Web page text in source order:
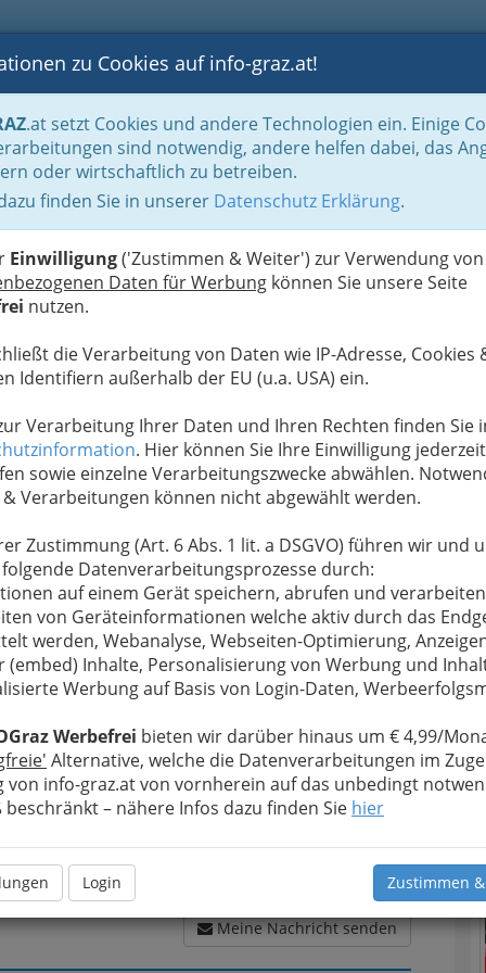
BLOGS FOTOS GASTRONOMIE BRANCHEN
zu Cookies auf info-graz.at!
.at setzt Cookies und andere Technologien ein. Einige
sind notwendig, andere helfen dabei, das
oder wirtschaftlich zu betreiben.
finden Sie in unserer Datenschutz Erklärung.
Einwilligung('Zustimmen & Weiter') zur Verwendung von
Daten für Werbung können Sie unsere Seite
nutzen.
die Verarbeitung von Daten wie IP-Adresse, Cookies
Identifiern außerhalb der EU (u.a. USA) ein.
Verarbeitung Ihrer Daten und Ihren Rechten finden Sie
. Hier können Sie Ihre Einwilligung jederzeit
sowie einzelne Verarbeitungszwecke abwählen.
& Verarbeitungen können nicht abgewählt werden.
Zustimmung (Art. 6 Abs. 1 lit. a DSGVO) führen wir und
Datenverarbeitungsprozesse durch:
auf einem Gerät speichern, abrufen und
von Geräteinformationen welche aktiv durch das
werden, Webanalyse, Webseiten-Optimierung,
(embed) Inhalte, Personalisierung von Werbung und
Werbung auf Basis von Login-Daten,
Werbefrei bieten wir darüber hinaus um € 4,99/
Alternative, welche die Datenverarbeitungen im
von info-graz.at von vornherein auf das unbedingt
beschränkt – nähere Infos dazu finden Sie hier
Login Zustimmen
im Wohnbereich Abfall-Entsorgung
bewahren, verwenden wir an dieser Stelle zur
Ihre Nachricht wird nach dem Absenden
Schrottwolf, Eisen-Metalle-Maschinen,
Meine Nachricht
Meine Nachricht senden